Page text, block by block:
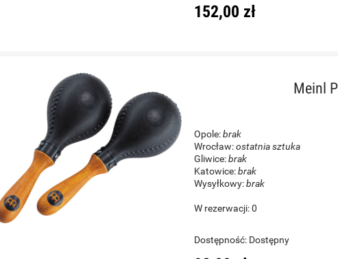
152,00 zł
Meinl
Opole:brak
Wrocław:ostatnia sztuka
Gliwice:brak
Katowice:brak
Wysyłkowy:brak
W rezerwacji: 0
Dostępność: Dostępny